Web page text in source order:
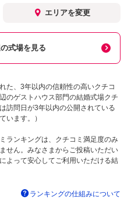
エリアを変更
式場を見る
た、3年以内の信頼性の高いクチコ
のゲストハウス部門の結婚式場クチ
訪問日が3年以内の公開されている
います。）
ランキングは、クチコミ満足度のみ
せん。みなさまからご投稿いただい
よって安心してご利用いただける結
ランキングの仕組みについて